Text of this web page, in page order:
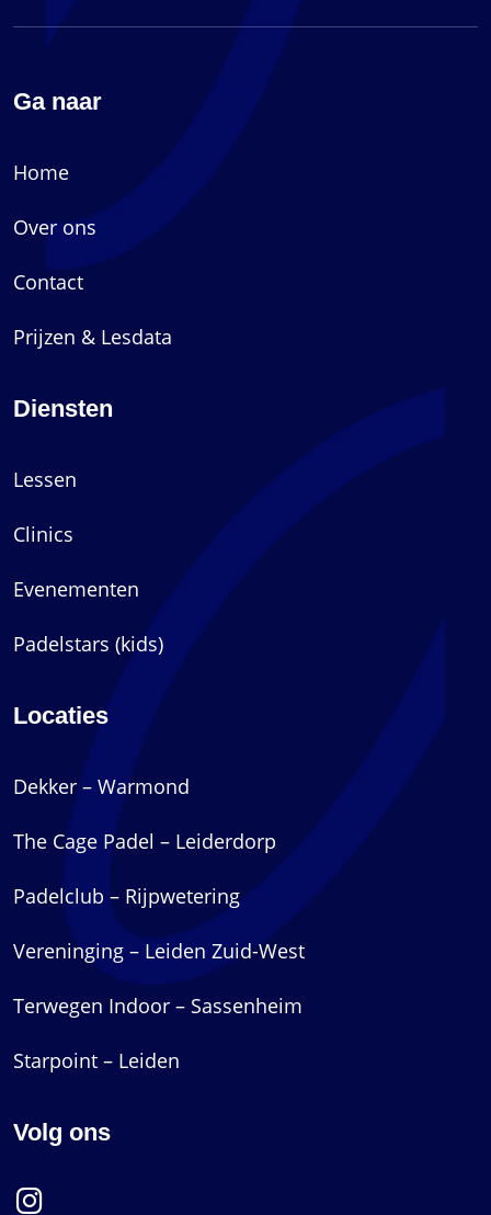
Ga naar
Home
Over ons
Contact
Prijzen & Lesdata
Diensten
Lessen
Clinics
Evenementen
Padelstars (kids)
Locaties
Dekker – Warmond
The Cage Padel – Leiderdorp
Padelclub – Rijpwetering
Vereninging – Leiden Zuid-West
Terwegen Indoor – Sassenheim
Starpoint – Leiden
Volg ons